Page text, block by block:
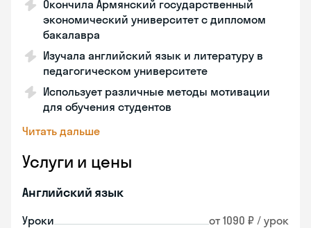
Окончила Армянский государственный
экономический университет с дипломом
бакалавра
Изучала английский язык и литературу в
педагогическом университете
Использует различные методы мотивации
для обучения студентов
Читать дальше
Услуги и цены
Английский язык
Уроки от 1090 ₽ / урок